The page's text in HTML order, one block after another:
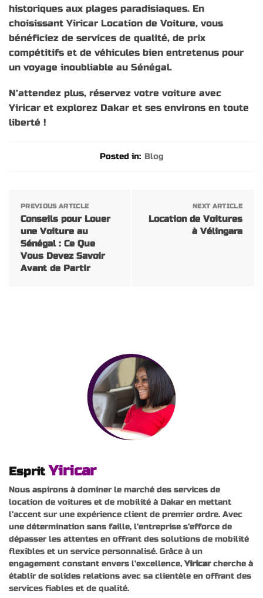
historiques aux plages paradisiaques. En
choisissant Yiricar Location de Voiture, vous
bénéficiez de services de qualité, de prix
compétitifs et de véhicules bien entretenus pour
un voyage inoubliable au Sénégal.
N’attendez plus, réservez votre voiture avec
Yiricar et explorez Dakar et ses environs en toute
liberté !
Posted in: Blog
PREVIOUS ARTICLE
Conseils pour Louer
une Voiture au
Sénégal : Ce Que
Vous Devez Savoir
Avant de Partir
NEXT ARTICLE
Location de Voitures
à Vélingara
Esprit Yiricar
Nous aspirons à dominer le marché des services de
location de voitures et de mobilité à Dakar en mettant
l’accent sur une expérience client de premier ordre. Avec
une détermination sans faille, l’entreprise s’efforce de
dépasser les attentes en offrant des solutions de mobilité
flexibles et un service personnalisé. Grâce à un
engagement constant envers l’excellence, Yiricarcherche à
établir de solides relations avec sa clientèle en offrant des
services fiables et de qualité.